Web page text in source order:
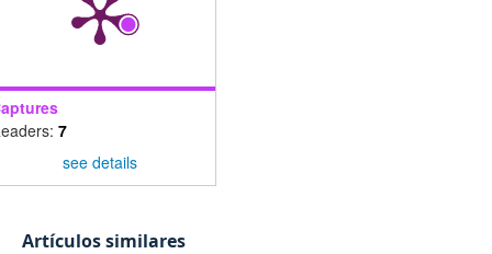
7
see details
Artículos similares